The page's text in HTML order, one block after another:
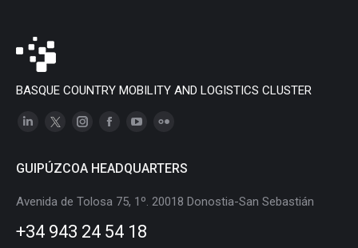
BASQUE COUNTRY MOBILITY AND LOGISTICS CLUSTER
Linkedin
opens
window
X
opens
window
Instagram
opens
in
window
opens
in
window
opens
in
window
opens
in
GUIPÚZCOA HEADQUARTERS
Avenida de Tolosa 75, 1º. 20018 Donostia-San Sebastián
+34 943 24 54 18